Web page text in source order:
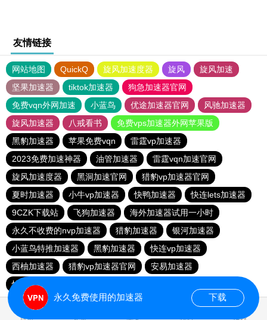
友情链接
网站地图 QuickQ 旋风加速度器 旋风
旋风加速
坚果加速器
tiktok加速器
狗急加速器官网
免费vqn外网加速
小蓝鸟 优途加速器官网
风驰加速器
旋风加速器
八戒看书
免费vps加速器外网苹果版
黑豹加速器
苹果免费vqn
雷霆vp加速器
2023免费加速神器
油管加速器
雷霆vqn加速官网
旋风加速度器
黑洞加速官网
猎豹vp加速器官网
夏时加速器
小牛vp加速器 快鸭加速器
快连lets加速器
9CZK下载站
飞狗加速器
海外加速器试用一小时
永久不收费的nvp加速器
猎豹加速器
银河加速器
小蓝鸟特推加速器
黑豹加速器
快连vp加速器
西柚加速器
猎豹vp加速器官网
安易加速器
快连pvn加速器
永久免费使用的加速器 下载